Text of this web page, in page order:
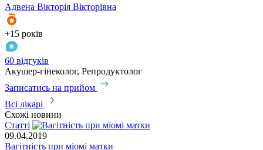
Адвена Вікторія Вікторівна
+15 років
60 відгуків
Акушер-гінеколог, Репродуктолог
Записатись на прийом
Всі лікарі
Схожі новини
Статті
09.04.2019
Вагітність при міомі матки